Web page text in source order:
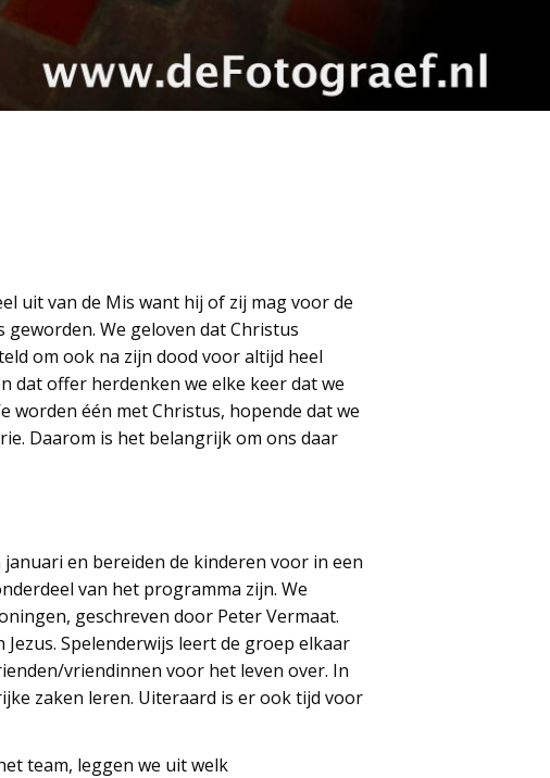
uit van de Mis want hij of zij mag voor de
We geloven dat Christus
om ook na zijn dood voor altijd heel
dat offer herdenken we elke keer dat we
worden één met Christus, hopende dat we
Daarom is het belangrijk om ons daar
en bereiden de kinderen voor in een
van het programma zijn. We
geschreven door Peter Vermaat.
Spelenderwijs leert de groep elkaar
vriendinnen voor het leven over. In
zaken leren. Uiteraard is er ook tijd voor
team, leggen we uit welk